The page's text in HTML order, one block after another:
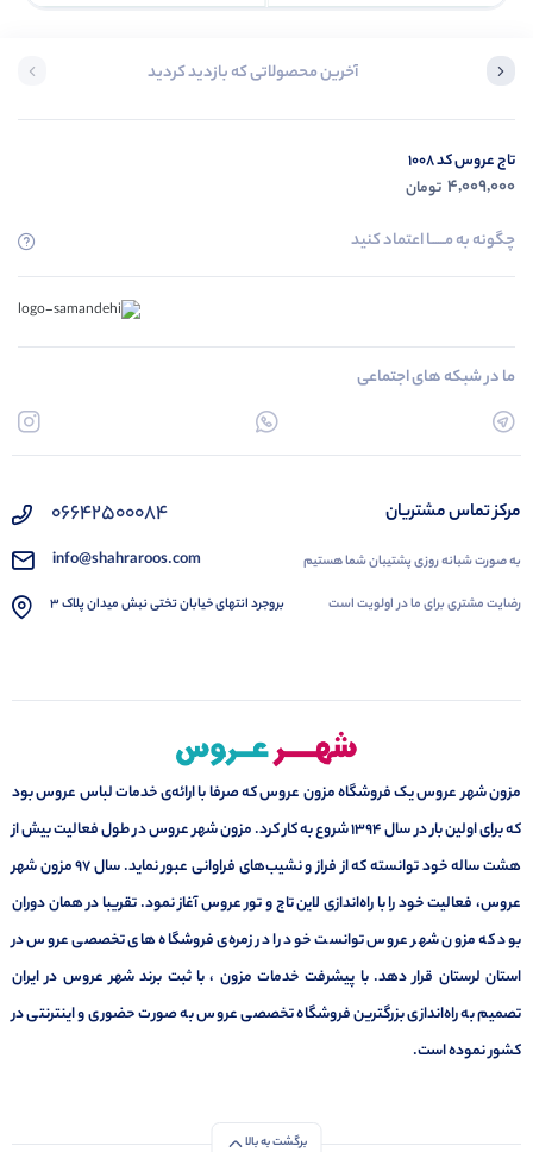
آخرین محصولاتی که بازدید کردید
تاج عروس کد 1008
4,009,000 تومان
چگونه به مــــــا اعتماد کنید
ما در شبکه های اجتماعی
مرکز تماس مشتریان
به صورت شبانه روزی پشتیبان شما هستیم
رضایت مشتری برای ما در اولویت است
۰۶۶۴۲۵۰۰۰۸۴
info@shahraroos.com
بروجرد انتهای خیابان تختی نبش میدان پلاک 3
مزون شهر عروس یک فروشگاه مزون عروس که صرفا با ارائه‌ی خدمات لباس عروس بود
که برای اولین بار در سال 1394 شروع به کار کرد. مزون شهر عروس در طول فعالیت بیش از
هشت ساله خود توانسته که از فراز و نشیب‌های فراوانی عبور نماید. سال ۹۷ مزون شهر
عروس، فعالیت خود را با راه‌اندازی لاین تاج و تور عروس آغاز نمود. تقریبا در همان دوران
بود که مزون شهر عروس توانست خود را در زمره‌ی فروشگاه های تخصصی عروس در
استان لرستان قرار دهد. با پیشرفت خدمات مزون ، با ثبت برند شهر عروس در ایران
تصمیم به راه‌اندازی بزرگترین فروشگاه تخصصی عروس به صورت حضوری و اینترنتی در
کشور نموده است.
برگشت به بالا